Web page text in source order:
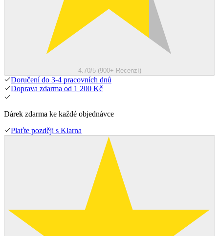
4.70/5 (900+ Recenzí)
Doručení do 3-4 pracovních dnů
Doprava zdarma od 1 200 Kč
Dárek zdarma ke každé objednávce
Plaťte později s Klarna